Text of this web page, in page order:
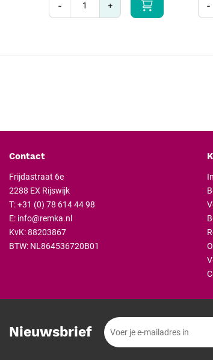
- + -
Contact
Frijdastraat 6e
2288 EX Rijswijk
T:+31 (0) 78 614 44 98
E: info@remka.nl
KvK: 88203867
BTW: NL864536720B01
Nieuwsbrief